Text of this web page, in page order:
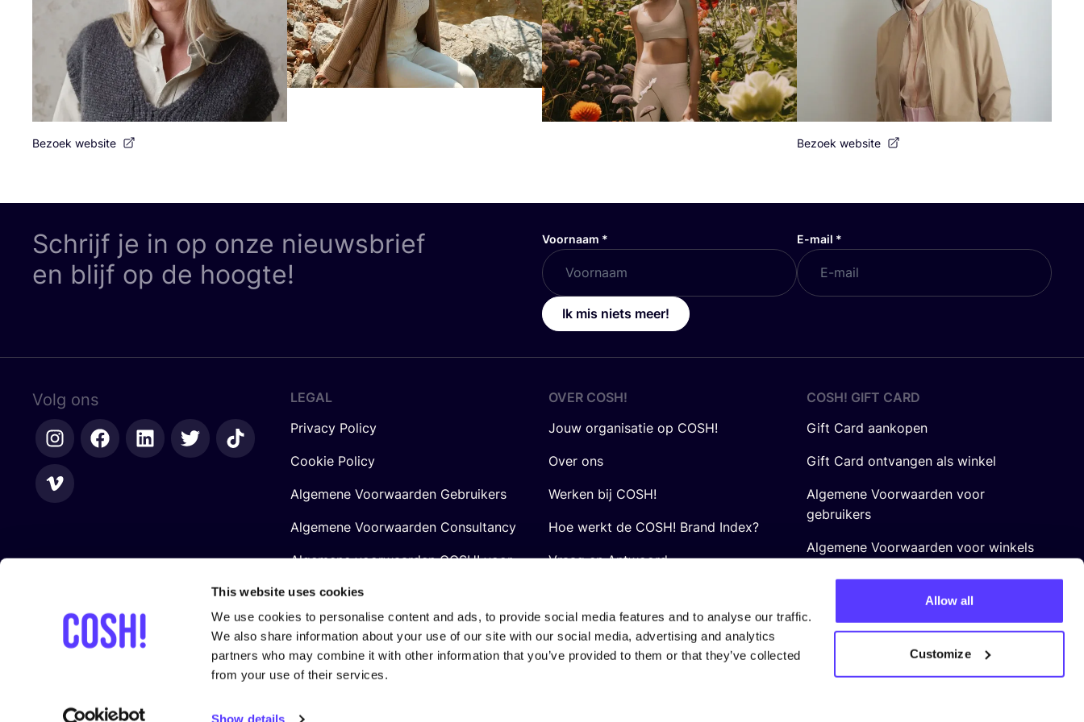
This website uses cookies
We use cookies to personalise content and ads, to provide social media features and to analyse our traffic.
We also share information about your use of our site with our social media, advertising and analytics
partners who may combine it with other information that you’ve provided to them or that they’ve collected
from your use of their services.
Show details
Allow all
Customize
Bezoek website Bezoek website
Schrijf je in op onze nieuwsbrief
en blijf op de hoogte!
Voornaam * E-mail *
Ik mis niets meer!
Volg ons
LEGAL
Privacy Policy
Cookie Policy
Algemene Voorwaarden Gebruikers
Algemene Voorwaarden Consultancy
Algemene voorwaarden COSH! voor
OVER COSH!
Jouw organisatie op COSH!
Over ons
Werken bij COSH!
Hoe werkt de COSH! Brand Index?
Vraag en Antwoord
COSH! GIFT CARD
Gift Card aankopen
Gift Card ontvangen als winkel
Algemene Voorwaarden voor
gebruikers
Algemene Voorwaarden voor winkels